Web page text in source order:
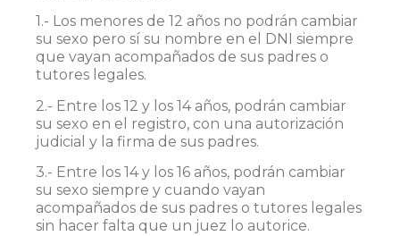
1.- Los menores de 12 años no podrán cambiar
su sexo pero sí su nombre en el DNI siempre
que vayan acompañados de sus padres o
tutores legales.
2.- Entre los 12 y los 14 años, podrán cambiar
su sexo en el registro, con una autorización
judicial y la firma de sus padres.
3.- Entre los 14 y los 16 años, podrán cambiar
su sexo siempre y cuando vayan
acompañados de sus padres o tutores legales
sin hacer falta que un juez lo autorice.